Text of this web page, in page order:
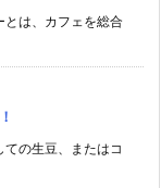
とは、カフェを総合
ての生豆、またはコ